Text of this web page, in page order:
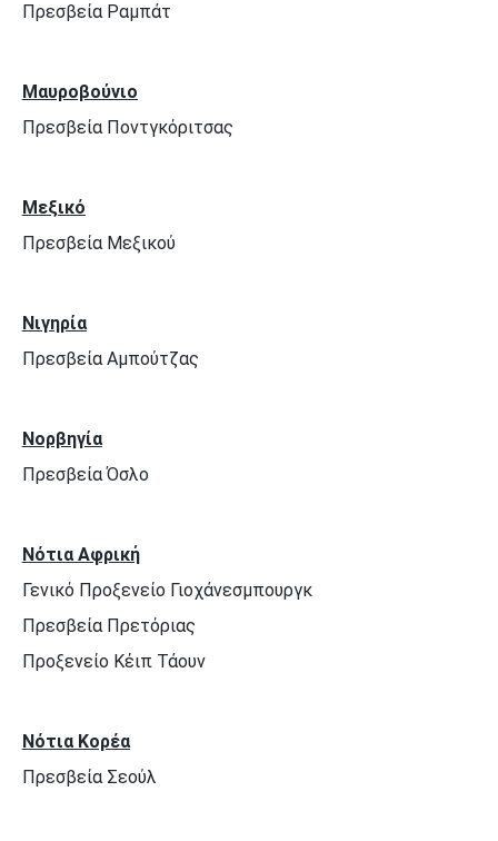
Πρεσβεία Ραμπάτ
Μαυροβούνιο
Πρεσβεία Ποντγκόριτσας
Μεξικό
Πρεσβεία Μεξικού
Νιγηρία
Πρεσβεία Αμπούτζας
Νορβηγία
Πρεσβεία Όσλο
Νότια Αφρική
Γενικό Προξενείο Γιοχάνεσμπουργκ
Πρεσβεία Πρετόριας
Προξενείο Κέιπ Τάουν
Νότια Κορέα
Πρεσβεία Σεούλ